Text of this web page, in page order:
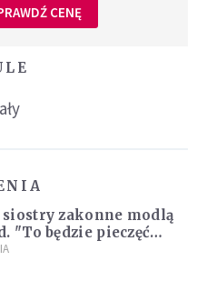
CENĘ
zakonne modlą
"To będzie pieczęć
dla naszej wiary"